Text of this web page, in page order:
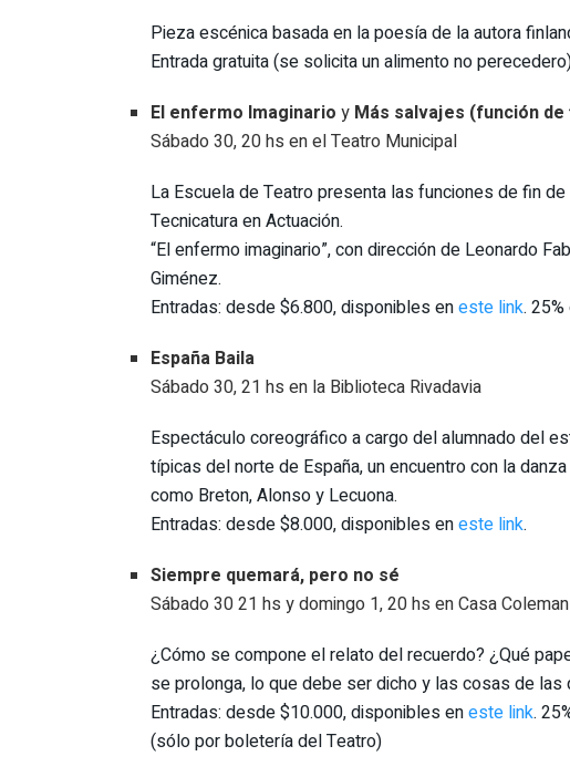
Pieza escénica basada en la poesía de la autora
Entrada gratuita (se solicita un alimento no
El enfermo Imaginario y Más salvajes (función de
Sábado 30, 20 hs en el Teatro Municipal
La Escuela de Teatro presenta las funciones de fin
Tecnicatura en Actuación.
“El enfermo imaginario”, con dirección de Leonardo
Giménez.
Entradas: desde $6.800, disponibles eneste link.
España Baila
Sábado 30, 21 hs en la Biblioteca Rivadavia
Espectáculo coreográfico a cargo del alumnado del
típicas del norte de España, un encuentro con la
como Breton, Alonso y Lecuona.
Entradas: desde $8.000, disponibles eneste link.
Siempre quemará, pero no sé
Sábado 30 21 hs y domingo 1, 20 hs en Casa Coleman
¿Cómo se compone el relato del recuerdo? ¿Qué
se prolonga, lo que debe ser dicho y las cosas de
Entradas: desde $10.000, disponibles eneste link.
(sólo por boletería del Teatro)